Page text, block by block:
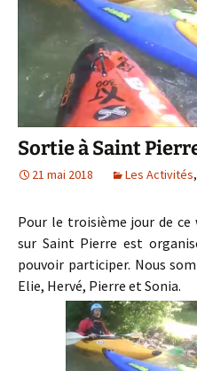
Sortie à Saint
21 mai 2018 Les Activités,
Pour le troisième jour de
sur Saint Pierre est
pouvoir participer. Nous
Elie, Hervé, Pierre et Sonia.